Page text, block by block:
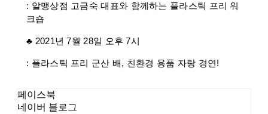
: 알맹상점 고금숙 대표와 함께하는 플라스틱 프리 워
크숍
♣ 2021년 7월 28일 오후 7시
: 플라스틱 프리 군산 배, 친환경 용품 자랑 경연!
페이스북
네이버 블로그